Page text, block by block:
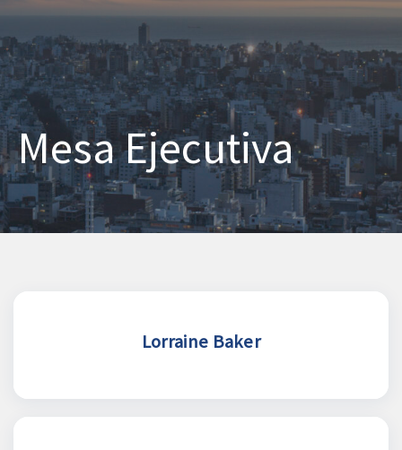
Ir
al
contenido
Mesa Ejecutiva
Lorraine Baker